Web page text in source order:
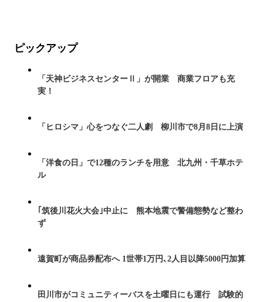
ピックアップ
「天神ビジネスセンターⅡ」が開業 商業フロアも充
実！
「ヒロシマ」心をつなぐ二人劇 柳川市で8月8日に上演
「洋食の日」で12種のランチを用意 北九州・千草ホテ
ル
｢筑後川花火大会｣中止に 熊本地震で警備態勢など整わ
ず
遠賀町が商品券配布へ 1世帯1万円､2人目以降5000円加算
田川市がコミュニティーバスを土曜日にも運行 試験的